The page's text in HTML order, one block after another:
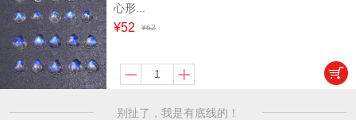
心形...
¥52 ¥62
别扯了，我是有底线的！